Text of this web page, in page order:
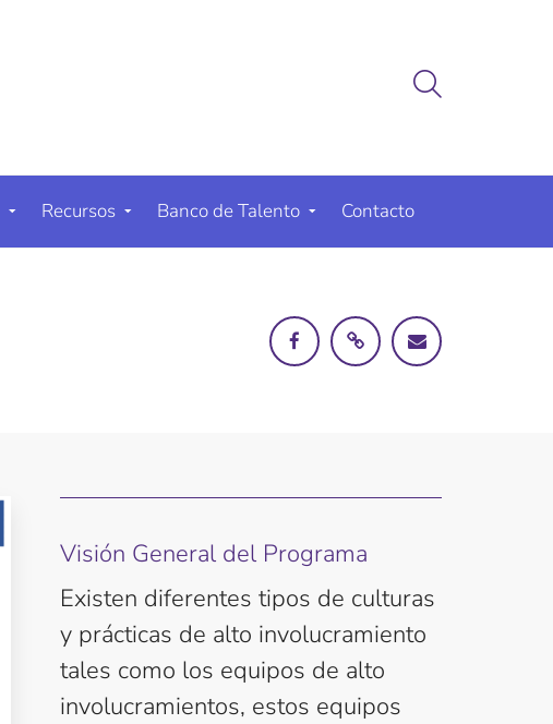
Recursos Banco de Talento Contacto
Visión General del Programa
Existen diferentes tipos de culturas
y prácticas de alto involucramiento
tales como los equipos de alto
involucramientos, estos equipos